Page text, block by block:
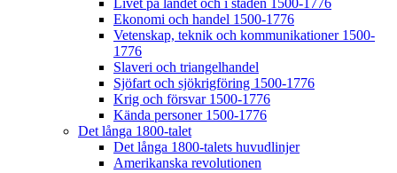
Ekonomi och handel 1500-1776
Vetenskap, teknik och kommunikationer 1500-
1776
Slaveri och triangelhandel
Sjöfart och sjökrigföring 1500-1776
Krig och försvar 1500-1776
Kända personer 1500-1776
Det långa 1800-talet
Det långa 1800-talets huvudlinjer
Amerikanska revolutionen